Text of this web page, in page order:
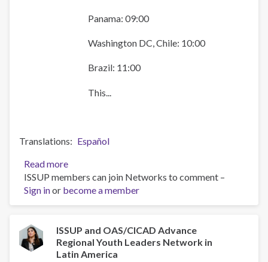
Panama: 09:00
Washington DC, Chile: 10:00
Brazil: 11:00
This...
Translations
Español
Read more
Strengthening
Faith-
Based
to
Substance
Use
ISSUP members can join Networks to comment –
Sign inor become a member
ISSUP and OAS/CICAD Advance
Regional Youth Leaders Network in
Latin America